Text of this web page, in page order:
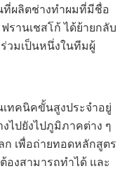
ที่ผลิตช่างทำผมที่มีชื่อ
รานเชสโก้ ได้ย้ายกลับ
ร่วมเป็นหนึ่งในทีมผู้
ทคนิคขั้นสูงประจำอยู่
ไปยังไปภูมิภาคต่าง ๆ
ก เพื่อถ่ายทอดหลักสูตร
งสามารถทำได้ และ